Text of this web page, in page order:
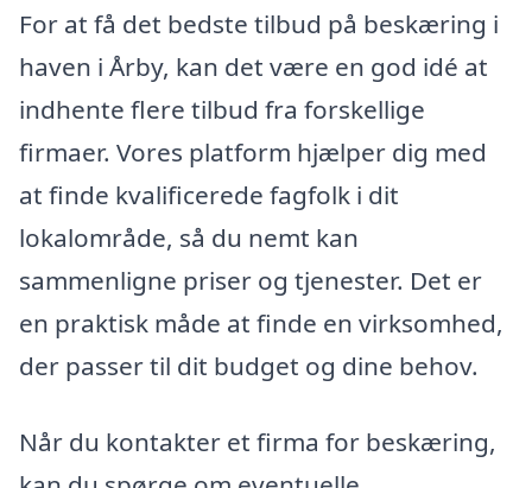
For at få det bedste tilbud på beskæring i
haven i Årby, kan det være en god idé at
indhente flere tilbud fra forskellige
firmaer. Vores platform hjælper dig med
at finde kvalificerede fagfolk i dit
lokalområde, så du nemt kan
sammenligne priser og tjenester. Det er
en praktisk måde at finde en virksomhed,
der passer til dit budget og dine behov.
Når du kontakter et firma for beskæring,